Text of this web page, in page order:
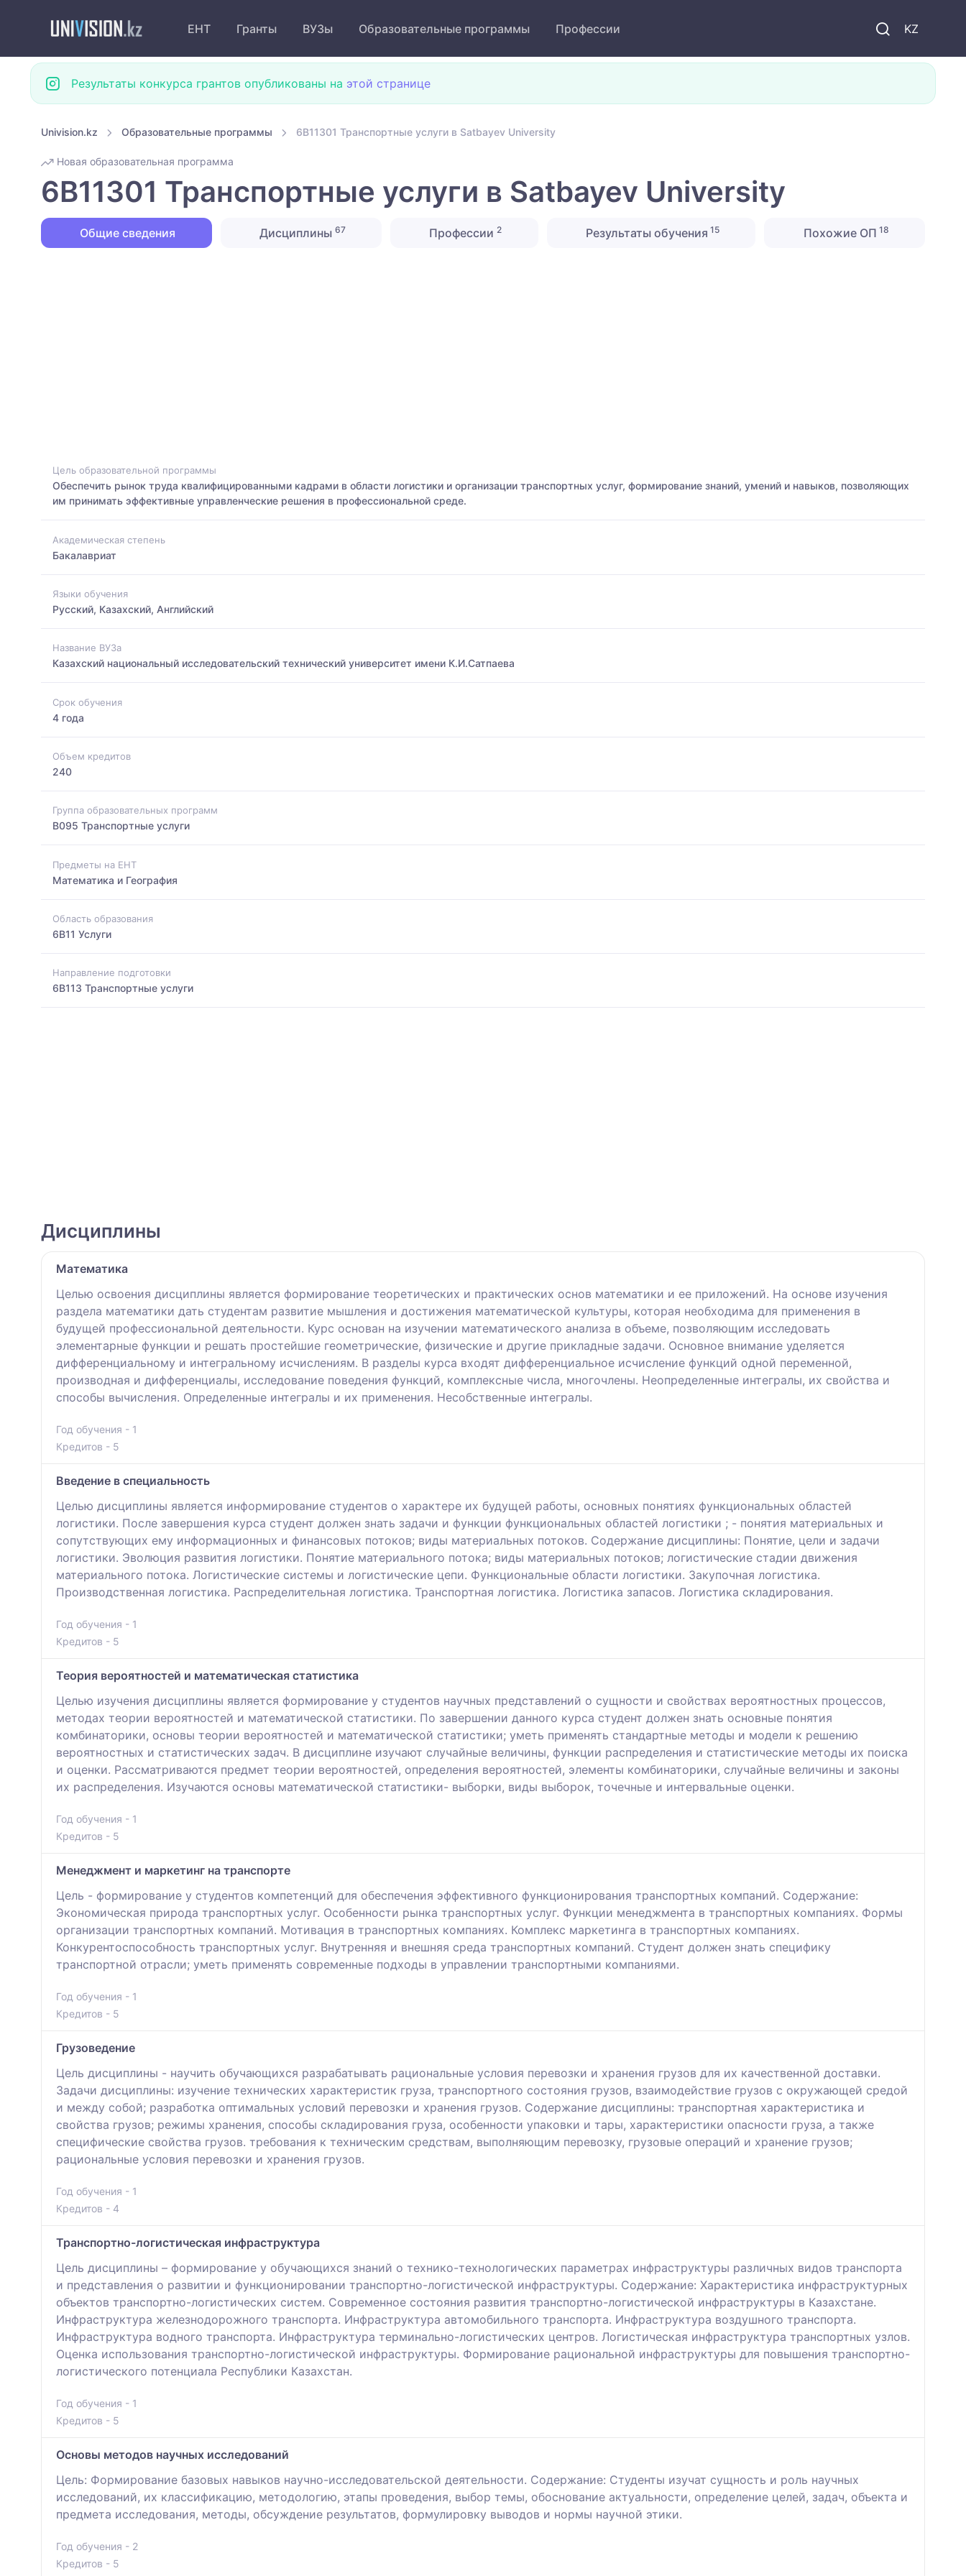
KZ
ЕНТ Гранты ВУЗы Образовательные программы Профессии
Результаты конкурса грантов опубликованы на этой странице
Univision.kz Образовательные программы 6B11301 Транспортные услуги в Satbayev University
Новая образовательная программа
6B11301 Транспортные услуги в Satbayev University
Общие сведения Дисциплины 67 Профессии2 Результаты обучения 15 Похожие ОП 18
Цель образовательной программы
Обеспечить рынок труда квалифицированными кадрами в области логистики и организации транспортных услуг, формирование знаний, умений и навыков, позволяющих
им принимать эффективные управленческие решения в профессиональной среде.
Академическая степень
Бакалавриат
Языки обучения
Русский, Казахский, Английский
Название ВУЗа
Казахский национальный исследовательский технический университет имени К.И.Сатпаева
Срок обучения
4 года
Объем кредитов
240
Группа образовательных программ
B095 Транспортные услуги
Предметы на ЕНТ
Математика и География
Область образования
6B11 Услуги
Направление подготовки
6B113 Транспортные услуги
Дисциплины
Математика
Целью освоения дисциплины является формирование теоретических и практических основ математики и ее приложений. На основе изучения
раздела математики дать студентам развитие мышления и достижения математической культуры, которая необходима для применения в
будущей профессиональной деятельности. Курс основан на изучении математического анализа в объеме, позволяющим исследовать
элементарные функции и решать простейшие геометрические, физические и другие прикладные задачи. Основное внимание уделяется
дифференциальному и интегральному исчислениям. В разделы курса входят дифференциальное исчисление функций одной переменной,
производная и дифференциалы, исследование поведения функций, комплексные числа, многочлены. Неопределенные интегралы, их свойства и
способы вычисления. Определенные интегралы и их применения. Несобственные интегралы.
Год обучения - 1
Кредитов - 5
Введение в специальность
Целью дисциплины является информирование студентов о характере их будущей работы, основных понятиях функциональных областей
логистики. После завершения курса студент должен знать задачи и функции функциональных областей логистики ; - понятия материальных и
сопутствующих ему информационных и финансовых потоков; виды материальных потоков. Содержание дисциплины: Понятие, цели и задачи
логистики. Эволюция развития логистики. Понятие материального потока; виды материальных потоков; логистические стадии движения
материального потока. Логистические системы и логистические цепи. Функциональные области логистики. Закупочная логистика.
Производственная логистика. Распределительная логистика. Транспортная логистика. Логистика запасов. Логистика складирования.
Год обучения - 1
Кредитов - 5
Теория вероятностей и математическая статистика
Целью изучения дисциплины является формирование у студентов научных представлений о сущности и свойствах вероятностных процессов,
методах теории вероятностей и математической статистики. По завершении данного курса студент должен знать основные понятия
комбинаторики, основы теории вероятностей и математической статистики; уметь применять стандартные методы и модели к решению
вероятностных и статистических задач. В дисциплине изучают случайные величины, функции распределения и статистические методы их поиска
и оценки. Рассматриваются предмет теории вероятностей, определения вероятностей, элементы комбинаторики, случайные величины и законы
их распределения. Изучаются основы математической статистики- выборки, виды выборок, точечные и интервальные оценки.
Год обучения - 1
Кредитов - 5
Менеджмент и маркетинг на транспорте
Цель - формирование у студентов компетенций для обеспечения эффективного функционирования транспортных компаний. Содержание:
Экономическая природа транспортных услуг. Особенности рынка транспортных услуг. Функции менеджмента в транспортных компаниях. Формы
организации транспортных компаний. Мотивация в транспортных компаниях. Комплекс маркетинга в транспортных компаниях.
Конкурентоспособность транспортных услуг. Внутренняя и внешняя среда транспортных компаний. Студент должен знать специфику
транспортной отрасли; уметь применять современные подходы в управлении транспортными компаниями.
Год обучения - 1
Кредитов - 5
Грузоведение
Цель дисциплины - научить обучающихся разрабатывать рациональные условия перевозки и хранения грузов для их качественной доставки.
Задачи дисциплины: изучение технических характеристик груза, транспортного состояния грузов, взаимодействие грузов с окружающей средой
и между собой; разработка оптимальных условий перевозки и хранения грузов. Содержание дисциплины: транспортная характеристика и
свойства грузов; режимы хранения, способы складирования груза, особенности упаковки и тары, характеристики опасности груза, а также
специфические свойства грузов. требования к техническим средствам, выполняющим перевозку, грузовые операций и хранение грузов;
рациональные условия перевозки и хранения грузов.
Год обучения - 1
Кредитов - 4
Транспортно-логистическая инфраструктура
Цель дисциплины – формирование у обучающихся знаний о технико-технологических параметрах инфраструктуры различных видов транспорта
и представления о развитии и функционировании транспортно-логистической инфраструктуры. Содержание: Характеристика инфраструктурных
объектов транспортно-логистических систем. Современное состояния развития транспортно-логистической инфраструктуры в Казахстане.
Инфраструктура железнодорожного транспорта. Инфраструктура автомобильного транспорта. Инфраструктура воздушного транспорта.
Инфраструктура водного транспорта. Инфраструктура терминально-логистических центров. Логистическая инфраструктура транспортных узлов.
Оценка использования транспортно-логистической инфраструктуры. Формирование рациональной инфраструктуры для повышения транспортно-
логистического потенциала Республики Казахстан.
Год обучения - 1
Кредитов - 5
Основы методов научных исследований
Цель: Формирование базовых навыков научно-исследовательской деятельности. Содержание: Студенты изучат сущность и роль научных
исследований, их классификацию, методологию, этапы проведения, выбор темы, обоснование актуальности, определение целей, задач, объекта и
предмета исследования, методы, обсуждение результатов, формулировку выводов и нормы научной этики.
Год обучения - 2
Кредитов - 5